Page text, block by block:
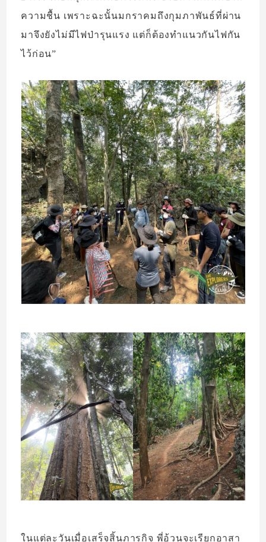
ความชื้น เพราะฉะนั้นมกราคมถึงกุมภาพันธ์ที่ผ่าน
มาจึงยังไม่มีไฟป่ารุนแรง แต่ก็ต้องทำแนวกันไฟกัน
ไว้ก่อน”
ในแต่ละวันเมื่อเสร็จสิ้นภารกิจ พี่อ้วนจะเรียกอาสา